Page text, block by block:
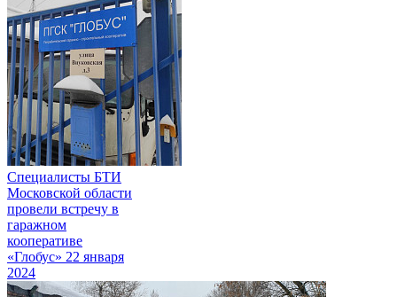
Специалисты БТИ
Московской области
провели встречу в
гаражном
кооперативе
«Глобус» 22 января
2024